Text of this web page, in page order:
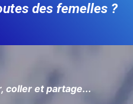
des femelles ?
coller et partage...